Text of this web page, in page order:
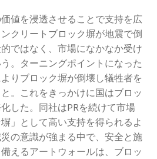
価値を浸透させることで支持を広
クリートブロック塀が地震で倒
ではなく、市場になかなか受け
。ターニングポイントになった
りブロック塀が倒壊し犠牲者を
。これをきっかけに国はブロッ
した。同社はPRを続けて市場
」として高い支持を得られるよ
の意識が強まる中で、安全と施
えるアートウォールは、ブロッ